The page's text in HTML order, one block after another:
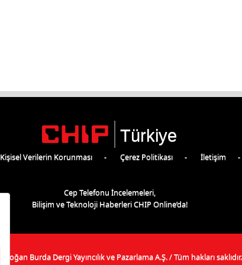
Türkiye
Kişisel Verilerin Korunması Çerez Politikası İletişim
Cep Telefonu İncelemeleri,
Bilişim ve Teknoloji Haberleri CHIP Online’da!
Doğan Burda Dergi Yayıncılık ve Pazarlama A.Ş./ Tüm hakları saklıdır.